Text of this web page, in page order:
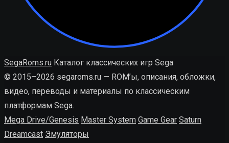
SegaRoms.ru Каталог классических игр Sega
© 2015–2026 segaroms.ru — ROM’ы, описания, обложки,
видео, переводы и материалы по классическим
платформам Sega.
Mega Drive/Genesis Master System Game Gear Saturn
Dreamcast Эмуляторы